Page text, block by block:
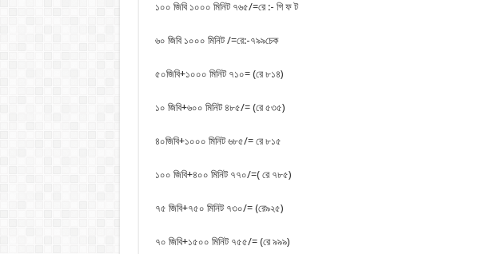
১০০ জিবি ১০০০ মিনিট ৭৬৫/=রে :- গি ফ ট
৬০ জিবি ১০০০ মিনিট /=রে:-৭৯৯চেক
৫০জিবি+১০০০ মিনিট ৭১০= (রে ৮১৪)
১০ জিবি+৬০০ মিনিট ৪৮৫/= (রে ৫৩৫)
৪০জিবি+১০০০ মিনিট ৬৮৫/= রে ৮১৫
১০০ জিবি+৪০০ মিনিট ৭৭০/=( রে ৭৮৫)
৭৫ জিবি+৭৫০ মিনিট ৭৩০/= (রে৯২৫)
৭০ জিবি+১৫০০ মিনিট ৭৫৫/= (রে ৯৯৯)